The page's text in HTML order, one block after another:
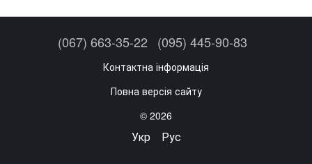
(067) 663-35-22 (095) 445-90-83
Контактна інформація
Повна версія сайту
© 2026
Укр Рус